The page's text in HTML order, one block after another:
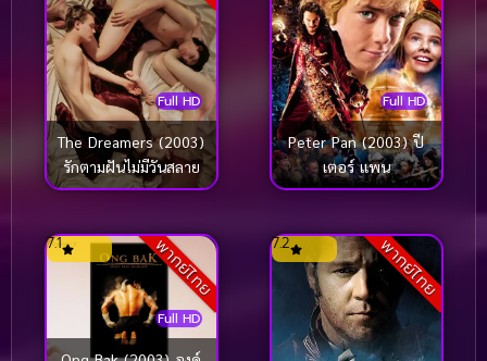
Full HD
The Dreamers (2003)
รักตามฝันไม่มีวันสลาย
Full HD
Peter Pan (2003) ปี
เตอร์ แพน
พากย์ไทย
Full HD
7.1 พากย์ไทย
7.2